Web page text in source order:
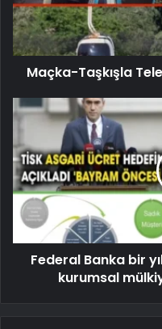
Maçka-Taşkışla
Federal Banka bir
kurumsal